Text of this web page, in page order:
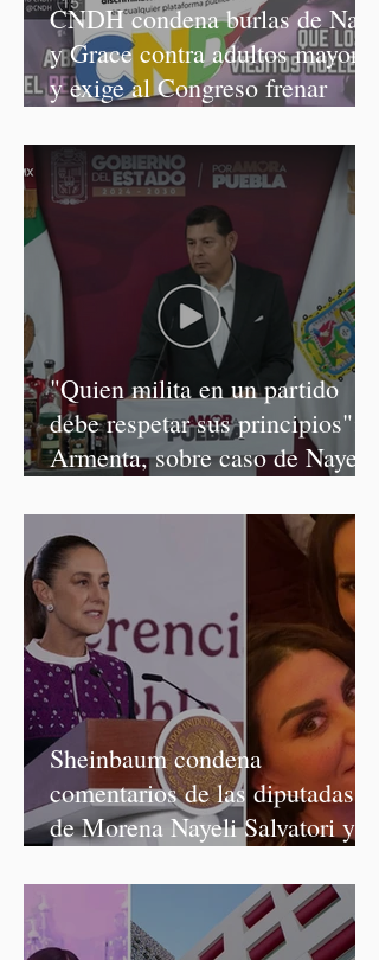
CNDH condena burlas de Nay
y Grace contra adultos mayores
y exige al Congreso frenar
"Quien milita en un partido
debe respetar sus principios":
Armenta, sobre caso de Nayeli
Sheinbaum condena
comentarios de las diputadas
de Morena Nayeli Salvatori y